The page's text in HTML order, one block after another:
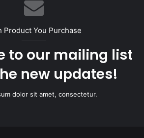
Product You Purchase
to our mailing list
new updates!
dolor sit amet, consectetur.